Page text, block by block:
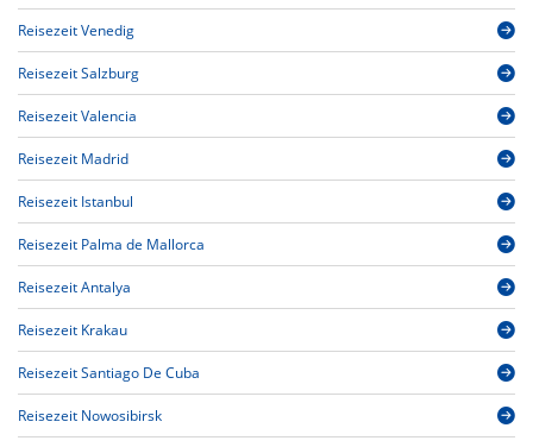
Reisezeit Venedig
Reisezeit Salzburg
Reisezeit Valencia
Reisezeit Madrid
Reisezeit Istanbul
Reisezeit Palma de Mallorca
Reisezeit Antalya
Reisezeit Krakau
Reisezeit Santiago De Cuba
Reisezeit Nowosibirsk